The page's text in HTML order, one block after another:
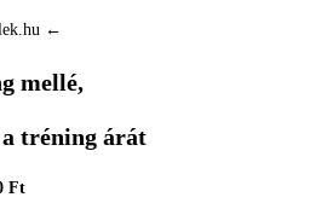
←
mellé,
tréning árát
Ft